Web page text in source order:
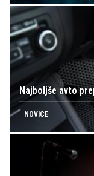
Najboljše avto
NOVICE